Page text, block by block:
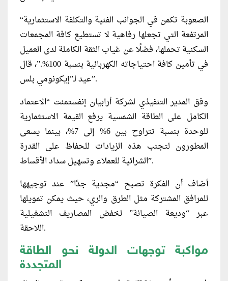
“الصعوبة تكمن في الجوانب الفنية والتكلفة الاستثمارية
المرتفعة التي تجعلها رفاهية لا تستطيع كافة المجمعات
السكنية تحملها، فضلًا عن غياب الثقة الكاملة لدى العميل
في تأمين كافة احتياجاته الكهربائية بنسبة 100%.”، قال
عيد لـ”إيكونومي بلس”.
وفق المدير التنفيذي لشركة أرابيان إنفستمنت “الاعتماد
الكامل على الطاقة الشمسية يرفع القيمة الاستثمارية
للوحدة بنسبة تتراوح بين 6% إلى 7%، بينما يسعى
المطورون لتجنب هذه الزيادات للحفاظ على القدرة
الشرائية للعملاء وتسهيل سداد الأقساط”.
أضاف أن الفكرة تصبح “مجدية جدًا” عند توجيهها
للمرافق المشتركة مثل الطرق والري، حيث يمكن تمويلها
عبر “وديعة الصيانة” لخفض المصاريف التشغيلية
اللاحقة.
مواكبة توجهات الدولة نحو الطاقة